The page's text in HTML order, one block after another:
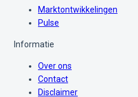
Marktontwikkelingen
Pulse
Informatie
Over ons
Contact
Disclaimer